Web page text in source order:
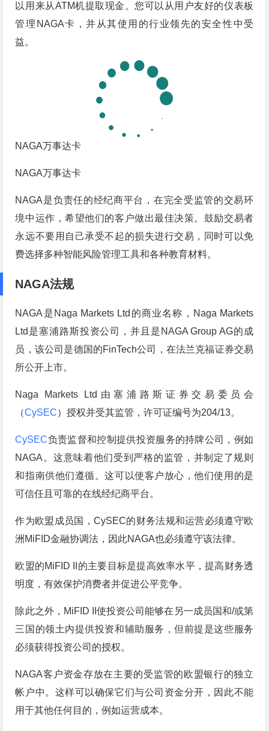
以用来从ATM机提取现金。您可以从用户友好的仪表板
管理NAGA卡，并从其使用的行业领先的安全性中受
益。
NAGA万事达卡
NAGA万事达卡
NAGA是负责任的经纪商平台，在完全受监管的交易环
境中运作，希望他们的客户做出最佳决策。鼓励交易者
永远不要用自己承受不起的损失进行交易，同时可以免
费选择多种智能风险管理工具和各种教育材料。
NAGA法规
NAGA是Naga Markets Ltd的商业名称，Naga Markets
Ltd是塞浦路斯投资公司，并且是NAGA Group AG的成
员，该公司是德国的FinTech公司，在法兰克福证券交易
所公开上市。
Naga Markets Ltd由塞浦路斯证券交易委员会
（CySEC）授权并受其监管，许可证编号为204/13。
CySEC负责监督和控制提供投资服务的持牌公司，例如
NAGA。这意味着他们受到严格的监管，并制定了规则
和指南供他们遵循。这可以使客户放心，他们使用的是
可信任且可靠的在线经纪商平台。
作为欧盟成员国，CySEC的财务法规和运营必须遵守欧
洲MiFID金融协调法，因此NAGA也必须遵守该法律。
欧盟的MiFID II的主要目标是提高效率水平，提高财务透
明度，有效保护消费者并促进公平竞争。
除此之外，MiFID II使投资公司能够在另一成员国和/或第
三国的领土内提供投资和辅助服务，但前提是这些服务
必须获得投资公司的授权。
NAGA客户资金存放在主要的受监管的欧盟银行的独立
帐户中。这样可以确保它们与公司资金分开，因此不能
用于其他任何目的，例如运营成本。